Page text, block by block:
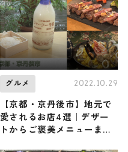
グルメ 2022.10.29
【京都・京丹後市】地元で
愛されるお店4選｜デザー
トからご褒美メニューまで